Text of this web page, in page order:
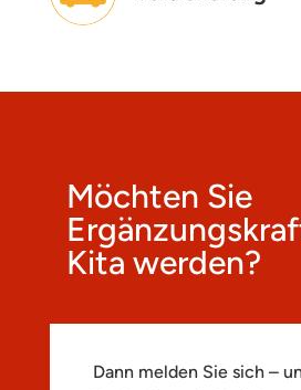
Möchten Sie
Kita werden?
Dann melden Sie sich –